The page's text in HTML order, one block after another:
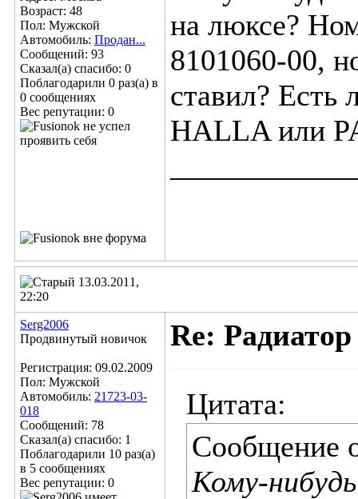
Возраст: 48
Пол: Мужской
Автомобиль: Продан...
Сообщений: 93
Сказал(а) спасибо: 0
Поблагодарили 0 раз(а) в
0 сообщениях
Вес репутации: 0
на люксе?
8101060-00,
ставил? Есть
HALLA или
13.03.2011,
22:20
Serg2006
Продвинутый новичок
Регистрация: 09.02.2009
Пол: Мужской
Автомобиль: 21723-03-
018
Сообщений: 78
Сказал(а) спасибо: 1
Поблагодарили 10 раз(а)
в 5 сообщениях
Вес репутации: 0
Re:
Цитата:
Сообщение
Кому-